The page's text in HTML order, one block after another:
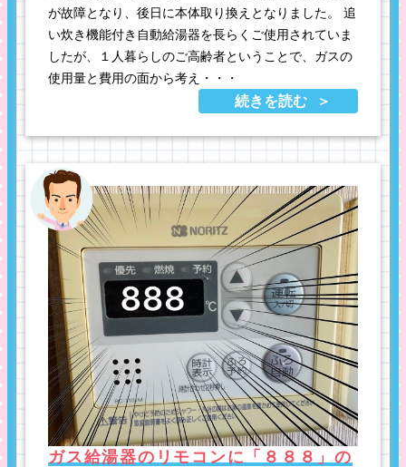
が故障となり、後日に本体取り換えとなりました。 追
い炊き機能付き自動給湯器を長らくご使用されていま
したが、１人暮らしのご高齢者ということで、ガスの
使用量と費用の面から考え・・・
続きを読む
ガス給湯器のリモコンに「８８８」の